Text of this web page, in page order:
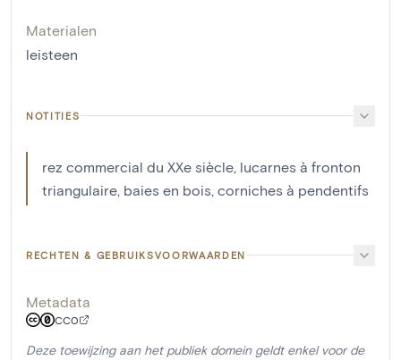
Materialen
leisteen
NOTITIES
rez commercial du XXe siècle, lucarnes à fronton
triangulaire, baies en bois, corniches à pendentifs
RECHTEN & GEBRUIKSVOORWAARDEN
Metadata
CC0
Deze toewijzing aan het publiek domein geldt enkel voor de